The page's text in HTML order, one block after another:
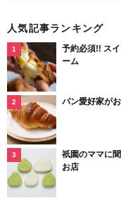
人気記事ランキング
予約必須!! ス
ーム
パン愛好家が
祇園のママに
お店